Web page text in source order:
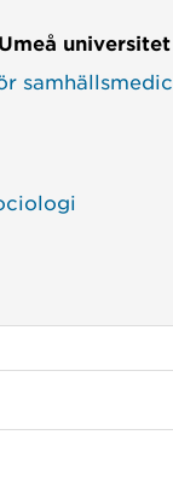
universitet